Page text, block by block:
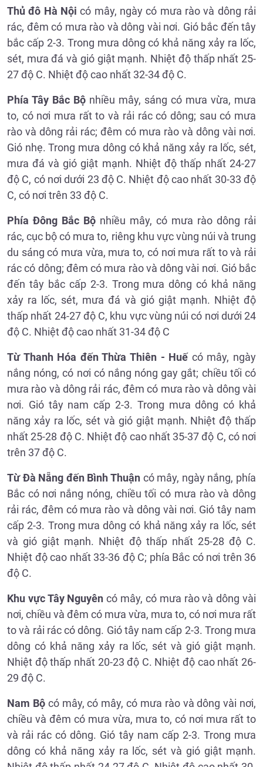
Thủ đô Hà Nội có mây, ngày có mưa rào và dông rải
rác, đêm có mưa rào và dông vài nơi. Gió bắc đến tây
bắc cấp 2-3. Trong mưa dông có khả năng xảy ra lốc,
sét, mưa đá và gió giật mạnh. Nhiệt độ thấp nhất 25-
27 độ C. Nhiệt độ cao nhất 32-34 độ C.
Phía Tây Bắc Bộ nhiều mây, sáng có mưa vừa, mưa
to, có nơi mưa rất to và rải rác có dông; sau có mưa
rào và dông rải rác; đêm có mưa rào và dông vài nơi.
Gió nhẹ. Trong mưa dông có khả năng xảy ra lốc, sét,
mưa đá và gió giật mạnh. Nhiệt độ thấp nhất 24-27
độ C, có nơi dưới 23 độ C. Nhiệt độ cao nhất 30-33 độ
C, có nơi trên 33 độ C.
Phía Đông Bắc Bộ nhiều mây, có mưa rào dông rải
rác, cục bộ có mưa to, riêng khu vực vùng núi và trung
du sáng có mưa vừa, mưa to, có nơi mưa rất to và rải
rác có dông; đêm có mưa rào và dông vài nơi. Gió bắc
đến tây bắc cấp 2-3. Trong mưa dông có khả năng
xảy ra lốc, sét, mưa đá và gió giật mạnh. Nhiệt độ
thấp nhất 24-27 độ C, khu vực vùng núi có nơi dưới 24
độ C. Nhiệt độ cao nhất 31-34 độ C
Từ Thanh Hóa đến Thừa Thiên - Huếcó mây, ngày
nắng nóng, có nơi có nắng nóng gay gắt; chiều tối có
mưa rào và dông rải rác, đêm có mưa rào và dông vài
nơi. Gió tây nam cấp 2-3. Trong mưa dông có khả
năng xảy ra lốc, sét và gió giật mạnh. Nhiệt độ thấp
nhất 25-28 độ C. Nhiệt độ cao nhất 35-37 độ C, có nơi
trên 37 độ C.
Từ Đà Nẵng đến Bình Thuận có mây, ngày nắng, phía
Bắc có nơi nắng nóng, chiều tối có mưa rào và dông
rải rác, đêm có mưa rào và dông vài nơi. Gió tây nam
cấp 2-3. Trong mưa dông có khả năng xảy ra lốc, sét
và gió giật mạnh. Nhiệt độ thấp nhất 25-28 độ C.
Nhiệt độ cao nhất 33-36 độ C; phía Bắc có nơi trên 36
độ C.
Khu vực Tây Nguyên có mây, có mưa rào và dông vài
nơi, chiều và đêm có mưa vừa, mưa to, có nơi mưa rất
to và rải rác có dông. Gió tây nam cấp 2-3. Trong mưa
dông có khả năng xảy ra lốc, sét và gió giật mạnh.
Nhiệt độ thấp nhất 20-23 độ C. Nhiệt độ cao nhất 26-
29 độ C.
Nam Bộcó mây, có mây, có mưa rào và dông vài nơi,
chiều và đêm có mưa vừa, mưa to, có nơi mưa rất to
và rải rác có dông. Gió tây nam cấp 2-3. Trong mưa
dông có khả năng xảy ra lốc, sét và gió giật mạnh.